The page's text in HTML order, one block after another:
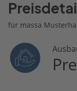
für massa